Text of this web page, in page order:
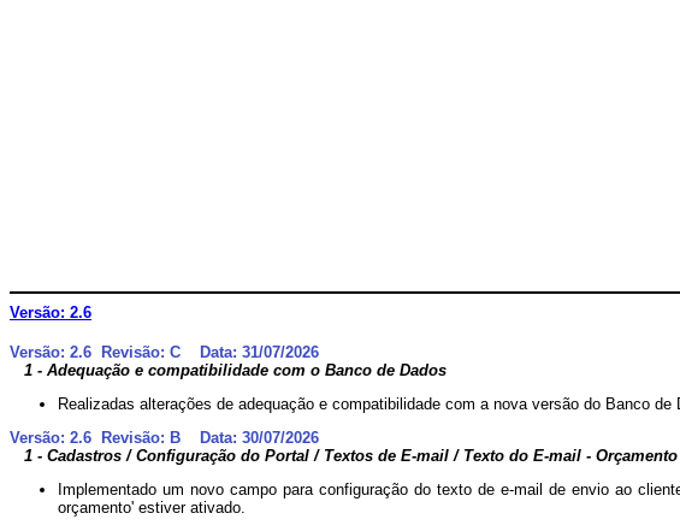
Versão: 2.6
Versão: 2.6 Revisão: C Data: 31/07/2026
1 - Adequação e compatibilidade com o Banco de Dados
Realizadas alterações de adequação e compatibilidade com a nova versão do Banco de
Versão: 2.6 Revisão: B Data: 30/07/2026
1 - Cadastros / Configuração do Portal / Textos de E-mail / Texto do E-mail -
Implementado um novo campo para configuração do texto de e-mail de envio ao
orçamento' estiver ativado.